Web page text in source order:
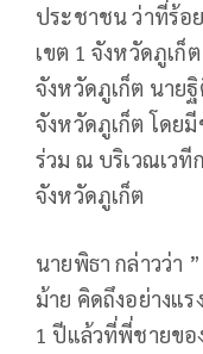
ประชาชน ว่าที่ร้อ
เขต 1 จังหวัดภูเก็
จังหวัดภูเก็ต นาย
จังหวัดภูเก็ต โดย
ร่วม ณ บริเวณเวที
จังหวัดภูเก็ต
นายพิธา กล่าวว่า
ม้าย คิดถึงอย่างแร
1 ปีแล้วที่พี่ชายขอ